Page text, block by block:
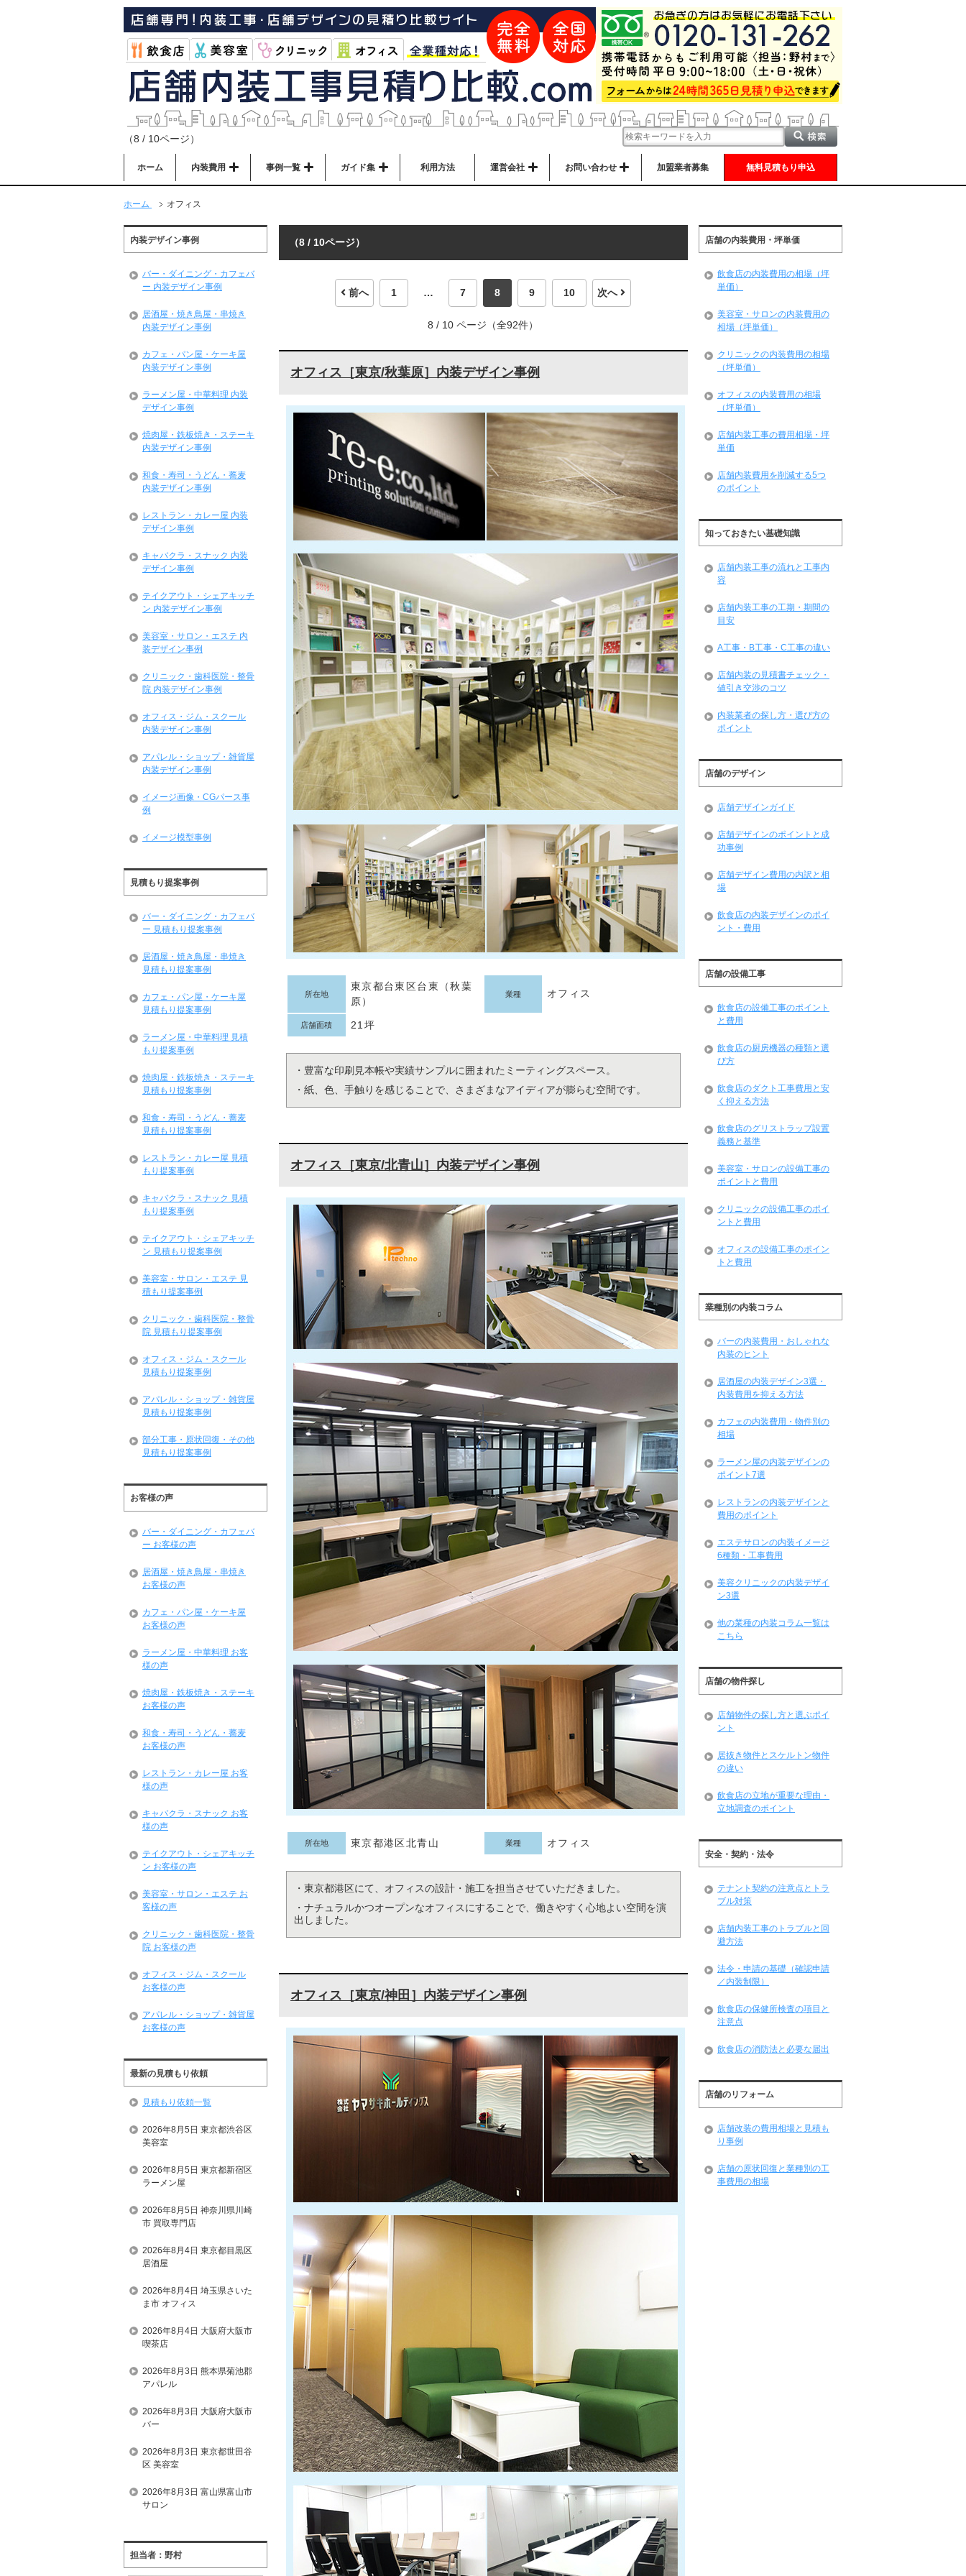
（8 / 10ページ）
ホーム 内装費用 事例一覧 ガイド集 利用方法 運営会社 お問い合わせ 加盟業者募集 無料見積もり申込
ホーム オフィス
（8 / 10ページ）
前へ 1 … 7 8 9 10 次へ
8 / 10 ページ（全92件）
オフィス［東京/秋葉原］内装デザイン事例
所在地
東京都台東区台東（秋葉
原）
業種 オフィス
店舗面積 21坪
・豊富な印刷見本帳や実績サンプルに囲まれたミーティングスペース。
・紙、色、手触りを感じることで、さまざまなアイディアが膨らむ空間です。
オフィス［東京/北青山］内装デザイン事例
所在地 東京都港区北青山 業種 オフィス
・東京都港区にて、オフィスの設計・施工を担当させていただきました。
・ナチュラルかつオープンなオフィスにすることで、働きやすく心地よい空間を演
出しました。
オフィス［東京/神田］内装デザイン事例
内装デザイン事例
バー・ダイニング・カフェバ
ー 内装デザイン事例
居酒屋・焼き鳥屋・串焼き
内装デザイン事例
カフェ・パン屋・ケーキ屋
内装デザイン事例
ラーメン屋・中華料理 内装
デザイン事例
焼肉屋・鉄板焼き・ステーキ
内装デザイン事例
和食・寿司・うどん・蕎麦
内装デザイン事例
レストラン・カレー屋 内装
デザイン事例
キャバクラ・スナック 内装
デザイン事例
テイクアウト・シェアキッチ
ン 内装デザイン事例
美容室・サロン・エステ 内
装デザイン事例
クリニック・歯科医院・整骨
院 内装デザイン事例
オフィス・ジム・スクール
内装デザイン事例
アパレル・ショップ・雑貨屋
内装デザイン事例
イメージ画像・CGパース事
例
イメージ模型事例
見積もり提案事例
バー・ダイニング・カフェバ
ー 見積もり提案事例
居酒屋・焼き鳥屋・串焼き
見積もり提案事例
カフェ・パン屋・ケーキ屋
見積もり提案事例
ラーメン屋・中華料理 見積
もり提案事例
焼肉屋・鉄板焼き・ステーキ
見積もり提案事例
和食・寿司・うどん・蕎麦
見積もり提案事例
レストラン・カレー屋 見積
もり提案事例
キャバクラ・スナック 見積
もり提案事例
テイクアウト・シェアキッチ
ン 見積もり提案事例
美容室・サロン・エステ 見
積もり提案事例
クリニック・歯科医院・整骨
院 見積もり提案事例
オフィス・ジム・スクール
見積もり提案事例
アパレル・ショップ・雑貨屋
見積もり提案事例
部分工事・原状回復・その他
見積もり提案事例
お客様の声
バー・ダイニング・カフェバ
ー お客様の声
居酒屋・焼き鳥屋・串焼き
お客様の声
カフェ・パン屋・ケーキ屋
お客様の声
ラーメン屋・中華料理 お客
様の声
焼肉屋・鉄板焼き・ステーキ
お客様の声
和食・寿司・うどん・蕎麦
お客様の声
レストラン・カレー屋 お客
様の声
キャバクラ・スナック お客
様の声
テイクアウト・シェアキッチ
ン お客様の声
美容室・サロン・エステ お
客様の声
クリニック・歯科医院・整骨
院 お客様の声
オフィス・ジム・スクール
お客様の声
アパレル・ショップ・雑貨屋
お客様の声
最新の見積もり依頼
見積もり依頼一覧
2026年8月5日 東京都渋谷区
美容室
2026年8月5日 東京都新宿区
ラーメン屋
2026年8月5日 神奈川県川崎
市 買取専門店
2026年8月4日 東京都目黒区
居酒屋
2026年8月4日 埼玉県さいた
ま市 オフィス
2026年8月4日 大阪府大阪市
喫茶店
2026年8月3日 熊本県菊池郡
アパレル
2026年8月3日 大阪府大阪市
バー
2026年8月3日 東京都世田谷
区 美容室
2026年8月3日 富山県富山市
サロン
担当者：野村
店舗の内装費用・坪単価
飲食店の内装費用の相場（坪
単価）
美容室・サロンの内装費用の
相場（坪単価）
クリニックの内装費用の相場
（坪単価）
オフィスの内装費用の相場
（坪単価）
店舗内装工事の費用相場・坪
単価
店舗内装費用を削減する5つ
のポイント
知っておきたい基礎知識
店舗内装工事の流れと工事内
容
店舗内装工事の工期・期間の
目安
A工事・B工事・C工事の違い
店舗内装の見積書チェック・
値引き交渉のコツ
内装業者の探し方・選び方の
ポイント
店舗のデザイン
店舗デザインガイド
店舗デザインのポイントと成
功事例
店舗デザイン費用の内訳と相
場
飲食店の内装デザインのポイ
ント・費用
店舗の設備工事
飲食店の設備工事のポイント
と費用
飲食店の厨房機器の種類と選
び方
飲食店のダクト工事費用と安
く抑える方法
飲食店のグリストラップ設置
義務と基準
美容室・サロンの設備工事の
ポイントと費用
クリニックの設備工事のポイ
ントと費用
オフィスの設備工事のポイン
トと費用
業種別の内装コラム
バーの内装費用・おしゃれな
内装のヒント
居酒屋の内装デザイン3選・
内装費用を抑える方法
カフェの内装費用・物件別の
相場
ラーメン屋の内装デザインの
ポイント7選
レストランの内装デザインと
費用のポイント
エステサロンの内装イメージ
6種類・工事費用
美容クリニックの内装デザイ
ン3選
他の業種の内装コラム一覧は
こちら
店舗の物件探し
店舗物件の探し方と選ぶポイ
ント
居抜き物件とスケルトン物件
の違い
飲食店の立地が重要な理由・
立地調査のポイント
安全・契約・法令
テナント契約の注意点とトラ
ブル対策
店舗内装工事のトラブルと回
避方法
法令・申請の基礎（確認申請
／内装制限）
飲食店の保健所検査の項目と
注意点
飲食店の消防法と必要な届出
店舗のリフォーム
店舗改装の費用相場と見積も
り事例
店舗の原状回復と業種別の工
事費用の相場